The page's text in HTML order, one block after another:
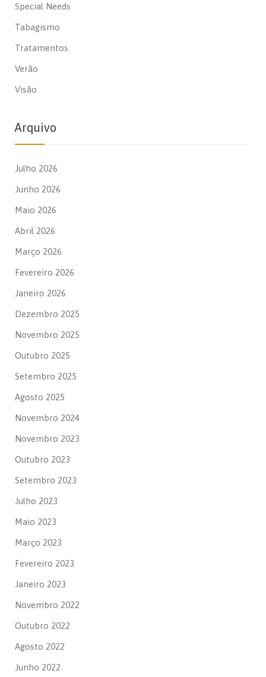
Special Needs
Tabagismo
Tratamentos
Verão
Visão
Arquivo
Julho 2026
Junho 2026
Maio 2026
Abril 2026
Março 2026
Fevereiro 2026
Janeiro 2026
Dezembro 2025
Novembro 2025
Outubro 2025
Setembro 2025
Agosto 2025
Novembro 2024
Novembro 2023
Outubro 2023
Setembro 2023
Julho 2023
Maio 2023
Março 2023
Fevereiro 2023
Janeiro 2023
Novembro 2022
Outubro 2022
Agosto 2022
Junho 2022